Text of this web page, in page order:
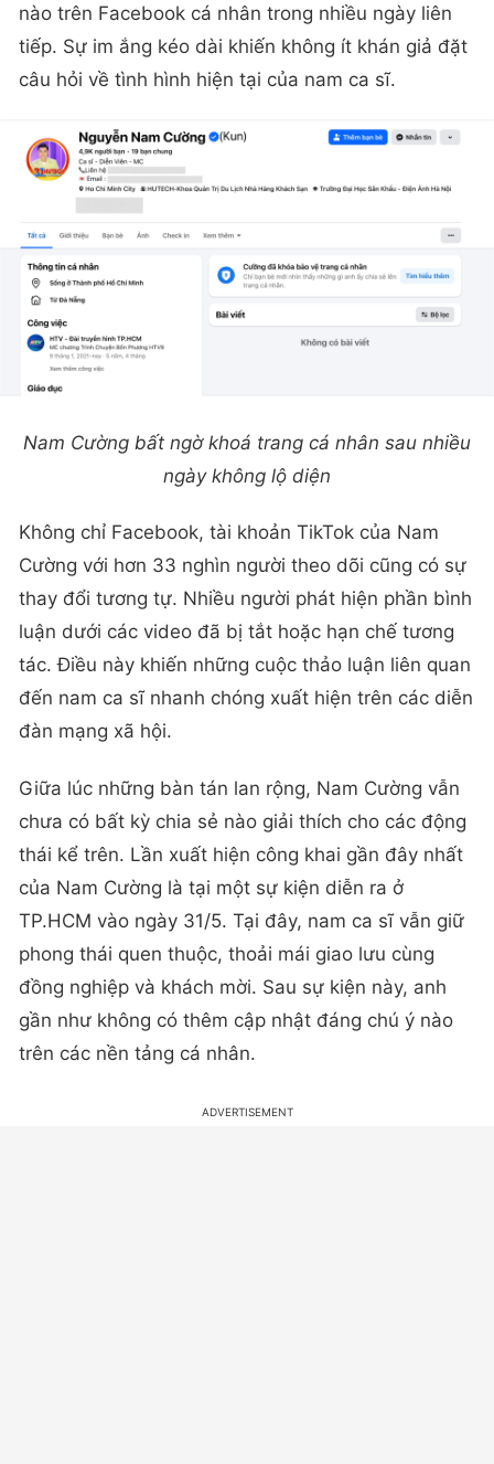
nào trên Facebook cá nhân trong nhiều ngày liên
tiếp. Sự im ắng kéo dài khiến không ít khán giả đặt
câu hỏi về tình hình hiện tại của nam ca sĩ.
Nam Cường bất ngờ khoá trang cá nhân sau nhiều
ngày không lộ diện
Không chỉ Facebook, tài khoản TikTok của Nam
Cường với hơn 33 nghìn người theo dõi cũng có sự
thay đổi tương tự. Nhiều người phát hiện phần bình
luận dưới các video đã bị tắt hoặc hạn chế tương
tác. Điều này khiến những cuộc thảo luận liên quan
đến nam ca sĩ nhanh chóng xuất hiện trên các diễn
đàn mạng xã hội.
Giữa lúc những bàn tán lan rộng, Nam Cường vẫn
chưa có bất kỳ chia sẻ nào giải thích cho các động
thái kể trên. Lần xuất hiện công khai gần đây nhất
của Nam Cường là tại một sự kiện diễn ra ở
TP.HCM vào ngày 31/5. Tại đây, nam ca sĩ vẫn giữ
phong thái quen thuộc, thoải mái giao lưu cùng
đồng nghiệp và khách mời. Sau sự kiện này, anh
gần như không có thêm cập nhật đáng chú ý nào
trên các nền tảng cá nhân.